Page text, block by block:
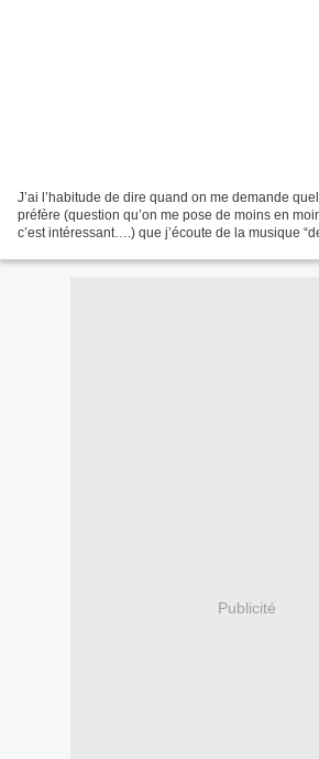
J’ai l’habitude de dire quand on me demande
préfère (question qu’on me pose de moins en
c’est intéressant….) que j’écoute de la musique
Publicité